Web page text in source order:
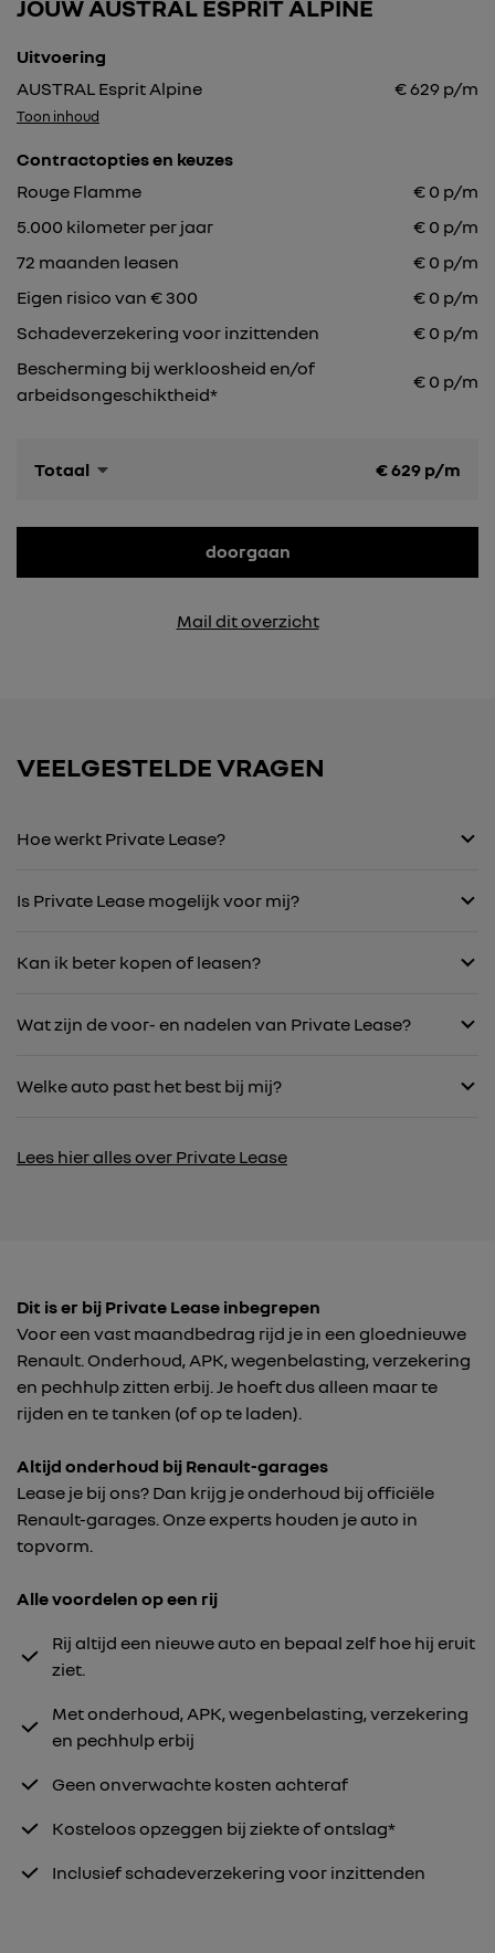
JOUW AUSTRAL ESPRIT ALPINE
Uitvoering
AUSTRAL Esprit Alpine
€629 p/m
Toon inhoud
Contractopties en keuzes
Rouge Flamme
€ 0 p/m
5.000 kilometer per jaar € 0 p/m
72 maanden leasen € 0 p/m
Eigen risico van € 300
€ 0 p/m
Schadeverzekering voor inzittenden
€ 0 p/m
Bescherming bij werkloosheid en/of
arbeidsongeschiktheid*
€ 0 p/m
Totaal €629 p/m
doorgaan
Mail dit overzicht
VEELGESTELDE VRAGEN
Hoe werkt Private Lease?
Is Private Lease mogelijk voor mij?
Kan ik beter kopen of leasen?
Wat zijn de voor- en nadelen van Private Lease?
Welke auto past het best bij mij?
Lees hier alles over Private Lease
Dit is er bij Private Lease inbegrepen
Voor een vast maandbedrag rijd je in een gloednieuwe
Renault. Onderhoud, APK, wegenbelasting, verzekering
en pechhulp zitten erbij. Je hoeft dus alleen maar te
rijden en te tanken (of op te laden).
Altijd onderhoud bij Renault-garages
Lease je bij ons? Dan krijg je onderhoud bij officiële
Renault-garages. Onze experts houden je auto in
topvorm.
Alle voordelen op een rij
Rij altijd een nieuwe auto en bepaal zelf hoe hij eruit
ziet.
Met onderhoud, APK, wegenbelasting, verzekering
en pechhulp erbij
Geen onverwachte kosten achteraf
Kosteloos opzeggen bij ziekte of ontslag*
Inclusief schadeverzekering voor inzittenden